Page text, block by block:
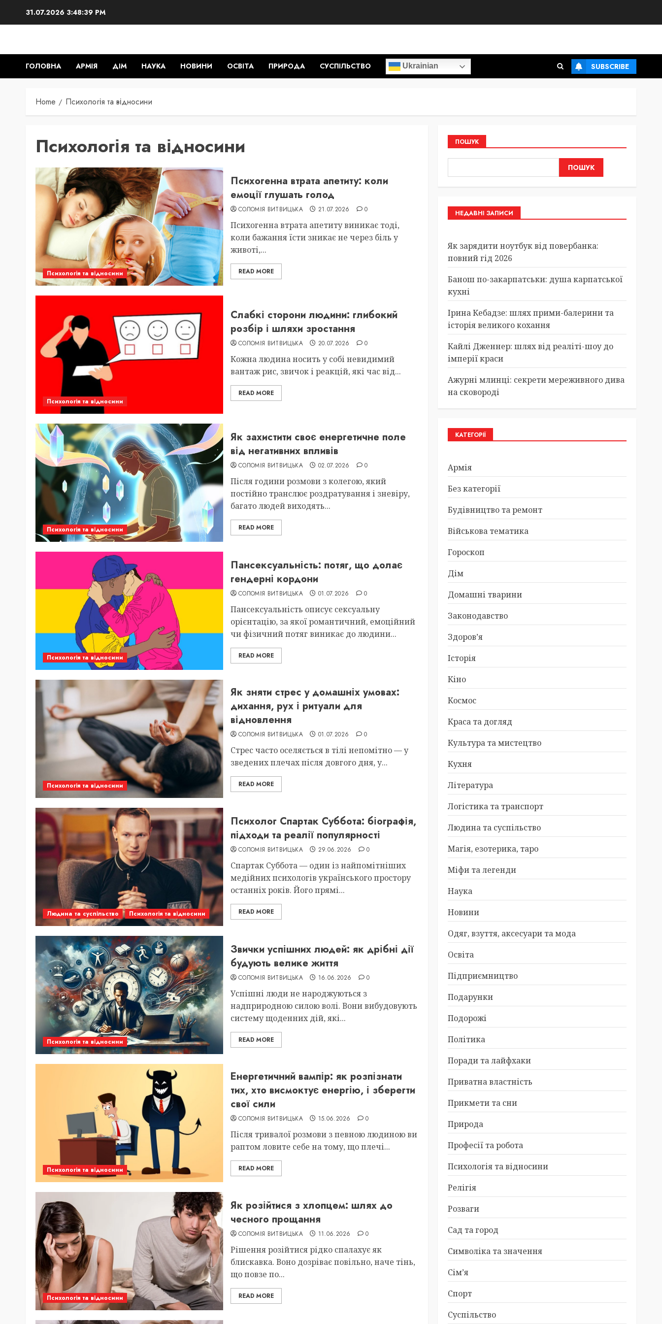
31.07.2026 3:48:40 PM
ГОЛОВНА АРМІЯ ДІМ НАУКА НОВИНИ ОСВІТА ПРИРОДА СУСПІЛЬСТВО Ukrainian SUBSCRIBE
Home Психологія та відносини
Психологія та відносини
Психологія та відносини
Психогенна втрата апетиту: коли
емоції глушать голод
СОЛОМІЯ ВИТВИЦЬКА 21.07.2026 0
Психогенна втрата апетиту виникає тоді,
коли бажання їсти зникає не через біль у
животі,...
READ MORE
Психологія та відносини
Слабкі сторони людини: глибокий
розбір і шляхи зростання
СОЛОМІЯ ВИТВИЦЬКА 20.07.2026 0
Кожна людина носить у собі невидимий
вантаж рис, звичок і реакцій, які час від...
READ MORE
Психологія та відносини
Як захистити своє енергетичне поле
від негативних впливів
СОЛОМІЯ ВИТВИЦЬКА 02.07.2026 0
Після години розмови з колегою, який
постійно транслює роздратування і зневіру,
багато людей виходять...
READ MORE
Психологія та відносини
Пансексуальність: потяг, що долає
гендерні кордони
СОЛОМІЯ ВИТВИЦЬКА 01.07.2026 0
Пансексуальність описує сексуальну
орієнтацію, за якої романтичний, емоційний
чи фізичний потяг виникає до людини...
READ MORE
Психологія та відносини
Як зняти стрес у домашніх умовах:
дихання, рух і ритуали для
відновлення
СОЛОМІЯ ВИТВИЦЬКА 01.07.2026 0
Стрес часто оселяється в тілі непомітно — у
зведених плечах після довгого дня, у...
READ MORE
Людина та суспільство Психологія та відносини
Психолог Спартак Суббота: біографія,
підходи та реалії популярності
СОЛОМІЯ ВИТВИЦЬКА 29.06.2026 0
Спартак Суббота — один із найпомітніших
медійних психологів українського простору
останніх років. Його прямі...
READ MORE
Психологія та відносини
Звички успішних людей: як дрібні дії
будують велике життя
СОЛОМІЯ ВИТВИЦЬКА 16.06.2026 0
Успішні люди не народжуються з
надприродною силою волі. Вони вибудовують
систему щоденних дій, які...
READ MORE
Психологія та відносини
Енергетичний вампір: як розпізнати
тих, хто висмоктує енергію, і зберегти
свої сили
СОЛОМІЯ ВИТВИЦЬКА 15.06.2026 0
Після тривалої розмови з певною людиною ви
раптом ловите себе на тому, що плечі...
READ MORE
Психологія та відносини
Як розійтися з хлопцем: шлях до
чесного прощання
СОЛОМІЯ ВИТВИЦЬКА 11.06.2026 0
Рішення розійтися рідко спалахує як
блискавка. Воно дозріває повільно, наче тінь,
що повзе по...
READ MORE
ПОШУК
ПОШУК
НЕДАВНІ ЗАПИСИ
Як зарядити ноутбук від повербанка:
повний гід 2026
Банош по-закарпатськи: душа карпатської
кухні
Ірина Кебадзе: шлях прими-балерини та
історія великого кохання
Кайлі Дженнер: шлях від реаліті-шоу до
імперії краси
Ажурні млинці: секрети мереживного дива
на сковороді
КАТЕГОРІЇ
Армія
Без категорії
Будівництво та ремонт
Військова тематика
Гороскоп
Дім
Домашні тварини
Законодавство
Здоров’я
Історія
Кіно
Космос
Краса та догляд
Культура та мистецтво
Кухня
Література
Логістика та транспорт
Людина та суспільство
Магія, езотерика, таро
Міфи та легенди
Наука
Новини
Одяг, взуття, аксесуари та мода
Освіта
Підприємництво
Подарунки
Подорожі
Політика
Поради та лайфхаки
Приватна властність
Прикмети та сни
Природа
Професії та робота
Психологія та відносини
Релігія
Розваги
Сад та город
Символіка та значення
Сім’я
Спорт
Суспільство